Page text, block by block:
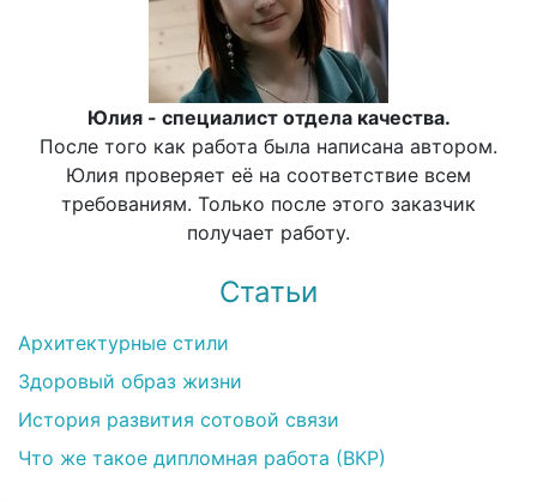
Юлия - специалист отдела качества.
После того как работа была написана автором.
Юлия проверяет её на соответствие всем
требованиям. Только после этого заказчик
получает работу.
Статьи
Архитектурные стили
Здоровый образ жизни
История развития сотовой связи
Что же такое дипломная работа (ВКР)